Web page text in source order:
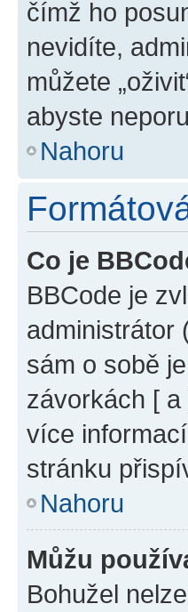
čímž ho
nevidíte,
můžete
abyste
Nahoru
Co je
BBCode je
administrátor
sám o sobě
závorkách [
více
stránku
Nahoru
Můžu
Bohužel